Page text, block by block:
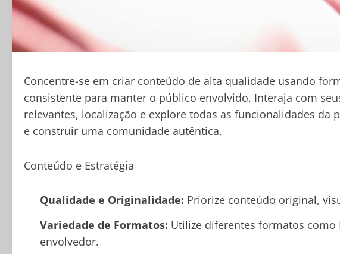
Concentre-se em criar conteúdo de alta qualidade usando
consistente para manter o público envolvido. Interaja com
relevantes, localização e explore todas as funcionalidades
e construir uma comunidade autêntica.
Conteúdo e Estratégia
Qualidade e Originalidade: Priorize conteúdo original,
Variedade de Formatos: Utilize diferentes formatos como
envolvedor.